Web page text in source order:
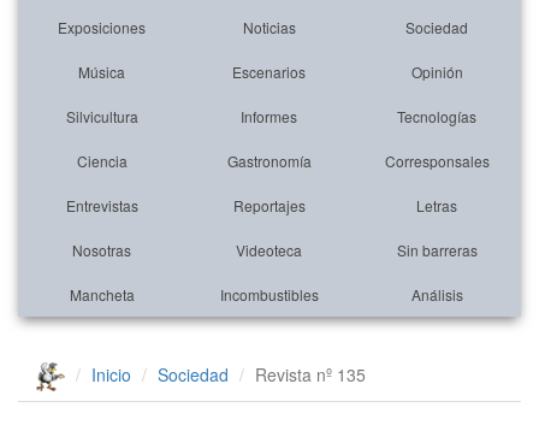
Exposiciones Noticias Sociedad
Música Escenarios Opinión
Silvicultura Informes Tecnologías
Ciencia Gastronomía Corresponsales
Entrevistas Reportajes Letras
Nosotras Videoteca Sin barreras
Mancheta Incombustibles Análisis
Inicio Sociedad Revista nº 135